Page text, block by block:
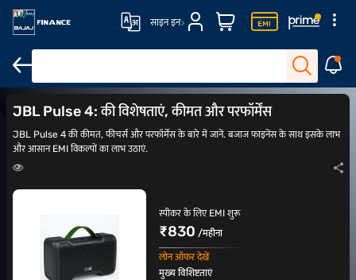
साइन इन
₹3,000 के अंदर स्पीकर होम थिएटर स्पीकर साउंडबार के लाभ
JBL Pulse 4: की विशेषताएं, कीमत और परफॉर्मेंस
JBL Pulse 4 की कीमत, फीचर्स और परफॉर्मेंस के बारे में जानें. बजाज फाइनेंस के साथ इसके लाभ
और आसान EMI विकल्पों का लाभ उठाएं.
स्पीकर के लिए EMI शुरू
₹830 /महीना
लोन ऑफर देखें
मुख्य विशिष्टताएं